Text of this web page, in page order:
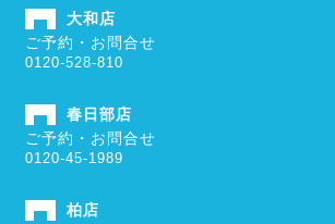
大和店
ご予約・お問合せ
0120-528-810
春日部店
ご予約・お問合せ
0120-45-1989
柏店